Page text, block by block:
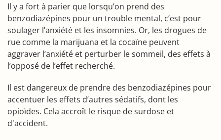
Il y a fort à parier que lorsqu’on prend des
benzodiazépines pour un trouble mental, c’est pour
soulager l’anxiété et les insomnies. Or, les drogues de
rue comme la marijuana et la cocaïne peuvent
aggraver l’anxiété et perturber le sommeil, des effets à
l’opposé de l’effet recherché.
Il est dangereux de prendre des benzodiazépines pour
accentuer les effets d’autres sédatifs, dont les
opioïdes. Cela accroît le risque de surdose et
d'accident.